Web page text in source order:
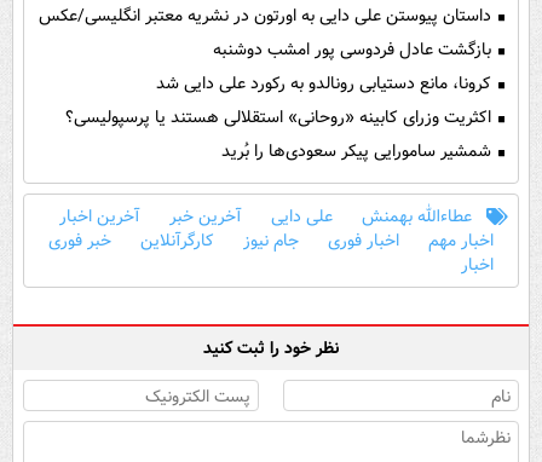
داستان پیوستن علی دایی به اورتون در نشریه معتبر انگلیسی/عکس
بازگشت عادل فردوسی پور امشب دوشنبه
کرونا، مانع دستیابی رونالدو به رکورد علی دایی شد
اکثریت وزرای کابینه «روحانی» استقلالی هستند یا پرسپولیسی؟
شمشیر سامورایی پیکر سعودی‌ها را بُرید
عطاءالله بهمنش علی دایی آخرین خبر
آخرین اخبار
اخبار مهم
اخبار فوری جام نیوز کارگرآنلاین
خبر فوری
اخبار
نظر خود را ثبت کنید